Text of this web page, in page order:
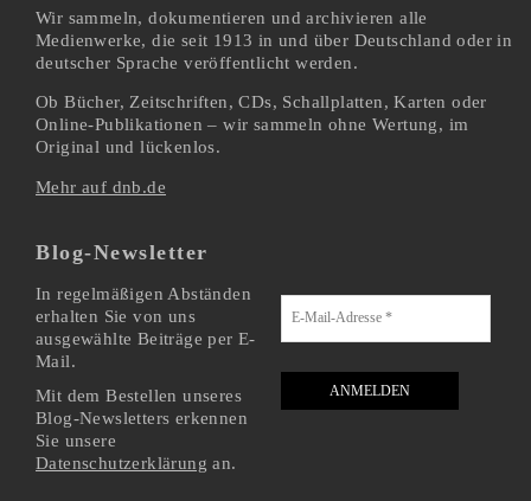
Wir sammeln, dokumentieren und archivieren alle
Medienwerke, die seit 1913 in und über Deutschland oder in
deutscher Sprache veröffentlicht werden.
Ob Bücher, Zeitschriften, CDs, Schallplatten, Karten oder
Online-Publikationen – wir sammeln ohne Wertung, im
Original und lückenlos.
Mehr auf dnb.de
Blog-Newsletter
In regelmäßigen Abständen
erhalten Sie von uns
ausgewählte Beiträge per E-
Mail.
Mit dem Bestellen unseres
Blog-Newsletters erkennen
Sie unsere
Datenschutzerklärung an.